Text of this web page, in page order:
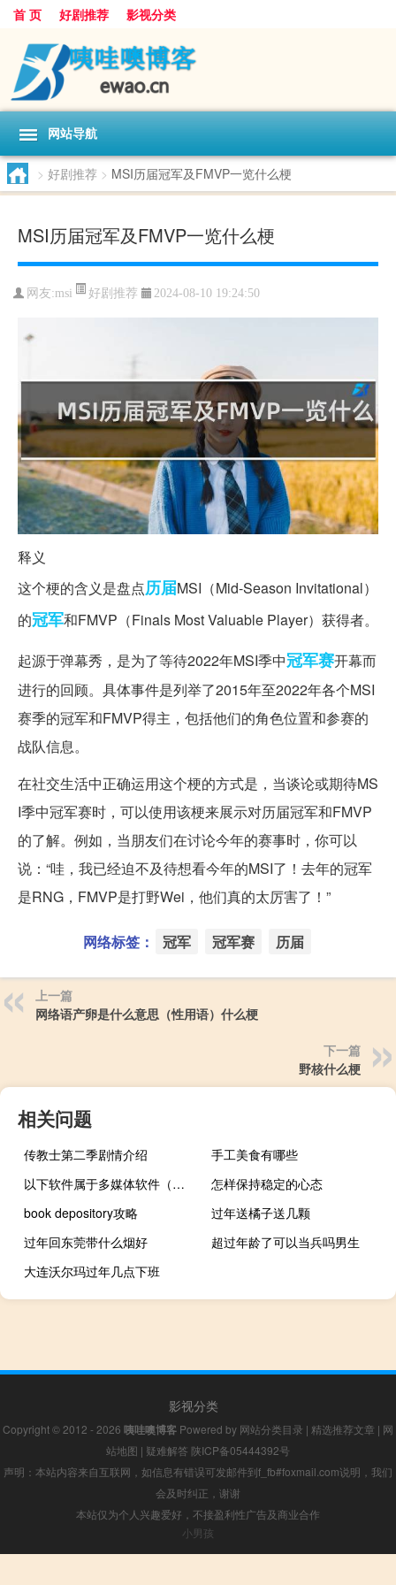
首 页 好剧推荐 影视分类
网站导航
> 好剧推荐 > MSI历届冠军及FMVP一览什么梗
MSI历届冠军及FMVP一览什么梗
网友:msi 好剧推荐 2024-08-10 19:24:50
释义
这个梗的含义是盘点历届MSI（Mid-Season Invitational）
的冠军和FMVP（Finals Most Valuable Player）获得者。
起源于弹幕秀，是为了等待2022年MSI季中冠军赛开幕而
进行的回顾。具体事件是列举了2015年至2022年各个MSI
赛季的冠军和FMVP得主，包括他们的角色位置和参赛的
战队信息。
在社交生活中正确运用这个梗的方式是，当谈论或期待MS
I季中冠军赛时，可以使用该梗来展示对历届冠军和FMVP
的了解。例如，当朋友们在讨论今年的赛事时，你可以
说：“哇，我已经迫不及待想看今年的MSI了！去年的冠军
是RNG，FMVP是打野Wei，他们真的太厉害了！”
网络标签： 冠军 冠军赛 历届
上一篇
网络语产卵是什么意思（性用语）什么梗
下一篇
野核什么梗
相关问题
传教士第二季剧情介绍
手工美食有哪些
以下软件属于多媒体软件（下面_______属于多媒体制作软件工具）
怎样保持稳定的心态
book depository攻略
过年送橘子送几颗
过年回东莞带什么烟好
超过年龄了可以当兵吗男生
大连沃尔玛过年几点下班
影视分类
Copyright © 2012 - 2026 咦哇噢博客 Powered by 网站分类目录 | 精选推荐文章 | 网
站地图 | 疑难解答 陕ICP备05444392号
声明：本站内容来自互联网，如信息有错误可发邮件到f_fb#foxmail.com说明，我们
会及时纠正，谢谢
本站仅为个人兴趣爱好，不接盈利性广告及商业合作
小男孩